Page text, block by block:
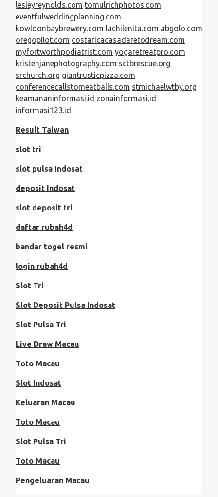
lesleyreynolds.com tomulrichphotos.com
eventfulweddingplanning.com
kowloonbaybrewery.com lachilenita.com abgolo.com
oregopilot.com costaricacasadaretodream.com
myfortworthpodiatrist.com yogaretreatpro.com
kristenjanephotography.com sctbrescue.org
srchurch.org giantrusticpizza.com
conferencecallstomeatballs.com stmichaelwtby.org
keamananinformasi.id zonainformasi.id
informasi123.id
Result Taiwan
slot tri
slot pulsa Indosat
deposit Indosat
slot deposit tri
daftar rubah4d
bandar togel resmi
login rubah4d
Slot Tri
Slot Deposit Pulsa Indosat
Slot Pulsa Tri
Live Draw Macau
Toto Macau
Slot Indosat
Keluaran Macau
Toto Macau
Slot Pulsa Tri
Toto Macau
Pengeluaran Macau